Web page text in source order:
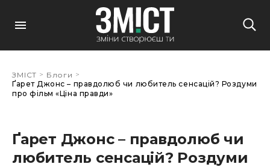
ЗМІСТ > Блоги >
Ґарет Джонс – правдолюб чи любитель сенсацій? Роздуми
про фільм «Ціна правди»
Ґарет Джонс – правдолюб чи
любитель сенсацій? Роздуми